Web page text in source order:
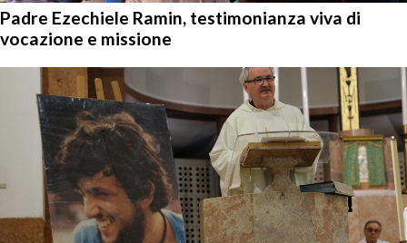
Padre Ezechiele Ramin, testimonianza viva di
vocazione e missione